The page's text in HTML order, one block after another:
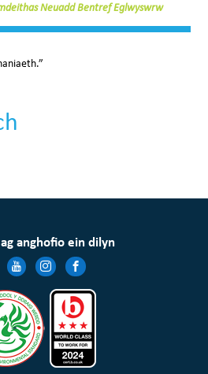
Neuadd Bentref Eglwyswrw
anghofio ein dilyn